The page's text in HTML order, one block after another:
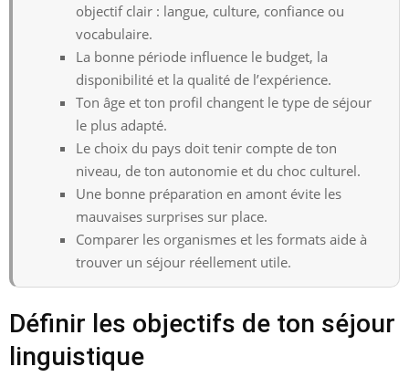
objectif clair : langue, culture, confiance ou
vocabulaire.
La bonne période influence le budget, la
disponibilité et la qualité de l’expérience.
Ton âge et ton profil changent le type de séjour
le plus adapté.
Le choix du pays doit tenir compte de ton
niveau, de ton autonomie et du choc culturel.
Une bonne préparation en amont évite les
mauvaises surprises sur place.
Comparer les organismes et les formats aide à
trouver un séjour réellement utile.
Définir les objectifs de ton séjour
linguistique